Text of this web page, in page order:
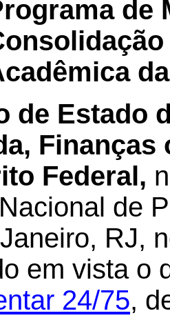
de
de Estado
Federal,
de
RJ,
em vista o
24/75,